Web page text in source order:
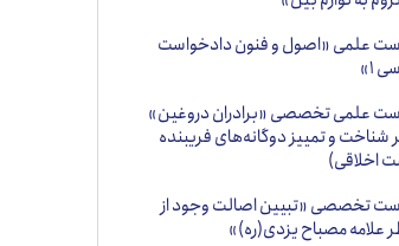
علمی «اصول و فنون دادخواست
۱»
علمی تخصصی «برادران دروغین»
شناخت و تمییز دوگانه‌های فریبنده
اخلاقی)
تخصصی «تبيين اصالت وجود از
علامه مصباح يزدی(ره)»